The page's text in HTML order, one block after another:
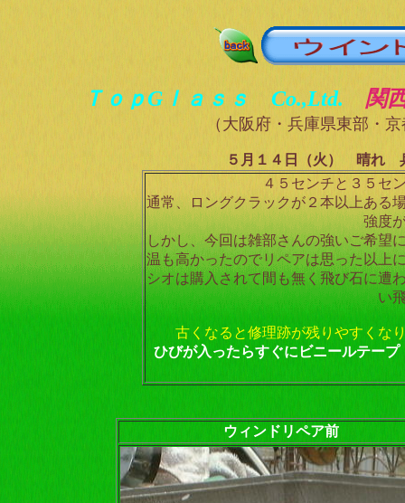
ＴｏｐGｌａｓｓ Co.,Ltd. 関
（大阪府・兵庫県東部・
５月１４日（火） 晴れ
４５センチと３５セ
通常、ロングクラックが２本以上ある
強度
しかし、今回は雑部さんの強いご希望
温も高かったのでリペアは思った以上
シオは購入されて間も無く飛び石に遭
い
古くなると修理跡が残りやすくな
ひびが入ったらすぐにビニールテー
ウィンドリペア前